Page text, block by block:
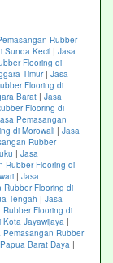
Rubber
Sunda Kecil | Jasa
Flooring di
Timur| Jasa
Flooring di
Barat | Jasa
Flooring di
Pemasangan
di Morowali | Jasa
Rubber
| Jasa
Rubber Flooring di
| Jasa
Rubber Flooring di
Tengah | Jasa
Flooring di
Kota Jayawijaya |
Pemasangan Rubber
Barat Daya |